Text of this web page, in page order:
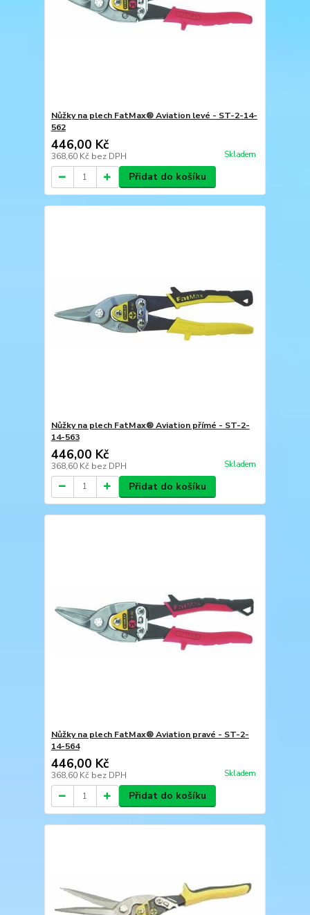
Nůžky na plech FatMax® Aviation levé - ST-2-14-
562
446,00 Kč
368,60 Kč bez DPH Skladem
Přidat do košíku
Nůžky na plech FatMax® Aviation přímé - ST-2-
14-563
446,00 Kč
368,60 Kč bez DPH Skladem
Přidat do košíku
Nůžky na plech FatMax® Aviation pravé - ST-2-
14-564
446,00 Kč
368,60 Kč bez DPH Skladem
Přidat do košíku